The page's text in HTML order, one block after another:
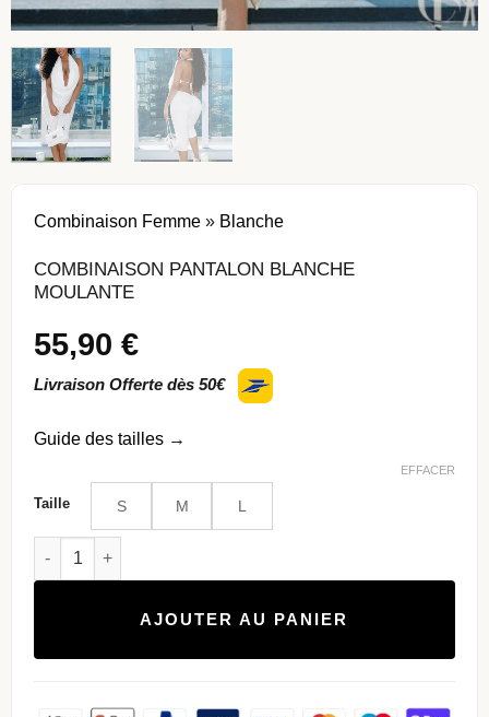
Combinaison Femme » Blanche
COMBINAISON PANTALON BLANCHE
MOULANTE
55,90€
Livraison Offerte dès 50€
Guide des tailles →
Taille S M L
EFFACER
quantité de Combinaison Pantalon Blanche Moulante
AJOUTER AU PANIER